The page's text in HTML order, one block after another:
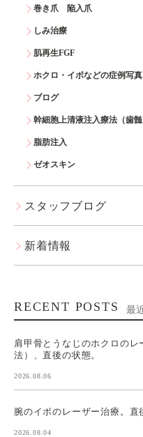
巻き爪 陥入爪
しみ治療
肌再生FGF
ホクロ・イボなどの症例写真
ブログ
幹細胞上清液注入療法（歯髄
脂肪注入
ゼオスキン
スタッフブログ
新着情報
RECENT POSTS 最
肩甲骨とうなじのホクロのレ
法）、直後の状態。
2026.08.06
腕のイボのレーザー治療。直
2026.08.04